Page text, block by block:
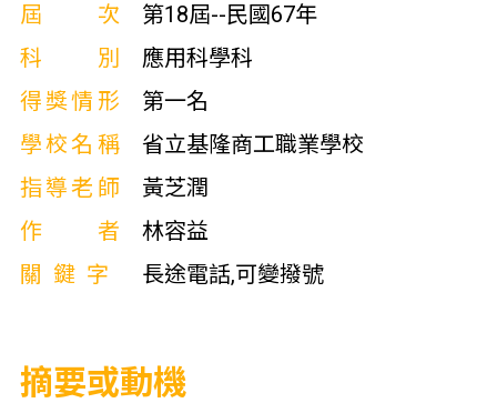
屆次
第18屆--民國67年
科別
應用科學科
得獎情形
第一名
學校名稱
省立基隆商工職業學校
指導老師
黃芝潤
作者
林容益
關鍵字
長途電話,可變撥號
摘要或動機